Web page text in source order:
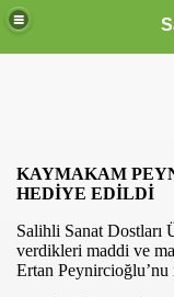
KAYMAKAM
HEDİYE EDİLDİ
Salihli Sanat Dostları
verdikleri maddi ve
Ertan Peynircioğlu’nu